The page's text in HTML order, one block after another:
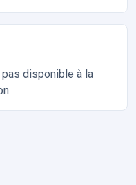
disponible à la